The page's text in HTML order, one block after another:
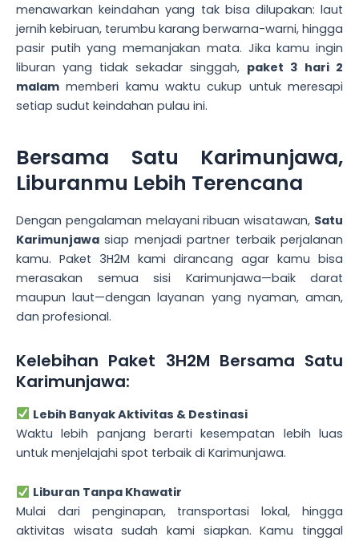
menawarkan keindahan yang tak bisa dilupakan: laut
jernih kebiruan, terumbu karang berwarna-warni, hingga
pasir putih yang memanjakan mata. Jika kamu ingin
liburan yang tidak sekadar singgah, paket 3 hari 2
malam memberi kamu waktu cukup untuk meresapi
setiap sudut keindahan pulau ini.
Bersama Satu Karimunjawa,
Liburanmu Lebih Terencana
Dengan pengalaman melayani ribuan wisatawan, Satu
Karimunjawa siap menjadi partner terbaik perjalanan
kamu. Paket 3H2M kami dirancang agar kamu bisa
merasakan semua sisi Karimunjawa—baik darat
maupun laut—dengan layanan yang nyaman, aman,
dan profesional.
Kelebihan Paket 3H2M Bersama Satu
Karimunjawa:
Lebih Banyak Aktivitas & Destinasi
Waktu lebih panjang berarti kesempatan lebih luas
untuk menjelajahi spot terbaik di Karimunjawa.
Liburan Tanpa Khawatir
Mulai dari penginapan, transportasi lokal, hingga
aktivitas wisata sudah kami siapkan. Kamu tinggal